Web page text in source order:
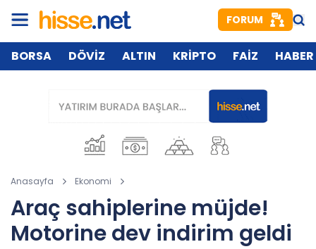
FORUM
BORSA DÖVİZ ALTIN KRİPTO FAİZ HABER
Anasayfa Ekonomi
Araç sahiplerine müjde!
Motorine dev indirim geldi